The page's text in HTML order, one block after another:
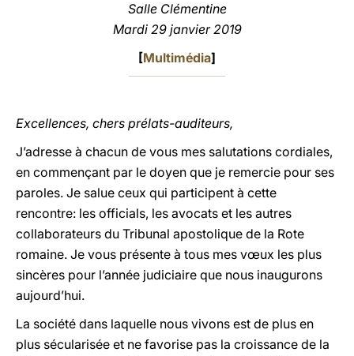
Salle Clémentine
Mardi 29 janvier 2019
[Multimédia]
Excellences, chers prélats-auditeurs,
J’adresse à chacun de vous mes salutations cordiales,
en commençant par le doyen que je remercie pour ses
paroles. Je salue ceux qui participent à cette
rencontre: les officials, les avocats et les autres
collaborateurs du Tribunal apostolique de la Rote
romaine. Je vous présente à tous mes vœux les plus
sincères pour l’année judiciaire que nous inaugurons
aujourd’hui.
La société dans laquelle nous vivons est de plus en
plus sécularisée et ne favorise pas la croissance de la